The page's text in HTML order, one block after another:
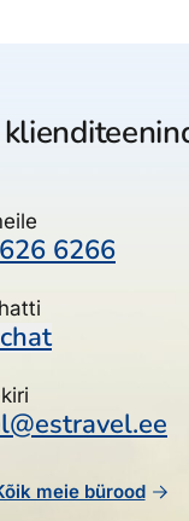
6266
meie bürood